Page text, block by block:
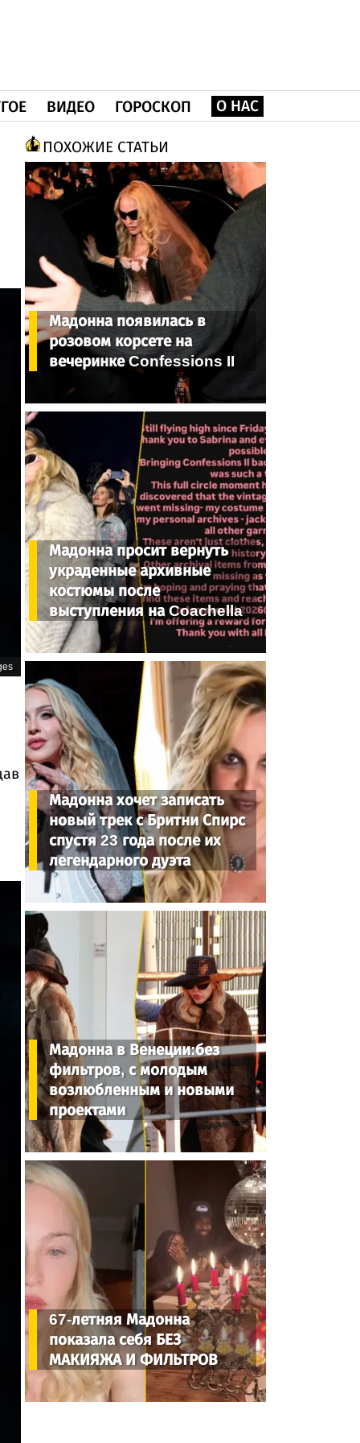
ВИДЕО ГОРОСКОП О НАС
ПОХОЖИЕ СТАТЬИ
Мадонна появилась в
розовом корсете на
вечеринке Confessions II
Мадонна просит вернуть
украденные архивные
костюмы после
выступления на Coachella
Мадонна хочет записать
новый трек с Бритни Спирс
спустя 23 года после их
легендарного дуэта
Мадонна в Венеции:без
фильтров, с молодым
возлюбленным и новыми
проектами
67-летняя Мадонна
показала себя БЕЗ
МАКИЯЖА И ФИЛЬТРОВ